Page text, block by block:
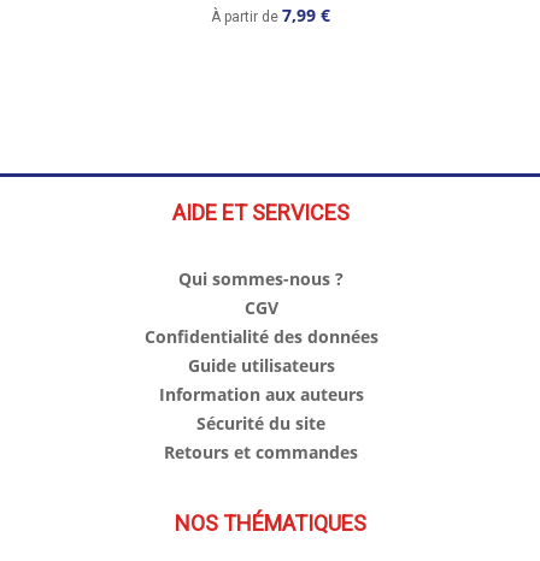
À partir de 7,99 €
AIDE ET SERVICES
Qui sommes-nous ?
CGV
Confidentialité des données
Guide utilisateurs
Information aux auteurs
Sécurité du site
Retours et commandes
NOS THÉMATIQUES